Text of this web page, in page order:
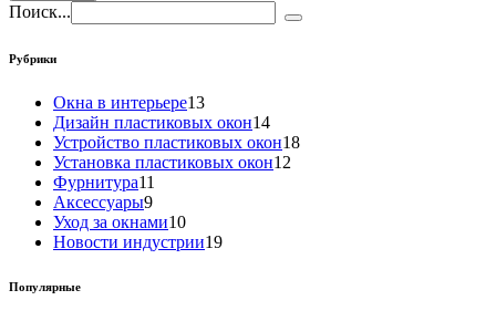
Поиск...
Рубрики
Окна в интерьере13
Дизайн пластиковых окон14
Устройство пластиковых окон18
Установка пластиковых окон12
Фурнитура11
Аксессуары9
Уход за окнами10
Новости индустрии19
Популярные